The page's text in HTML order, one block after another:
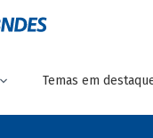
Temas em